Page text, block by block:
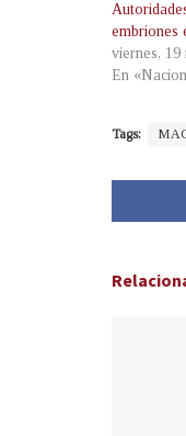
embriones
viernes, 19
En
Tags: